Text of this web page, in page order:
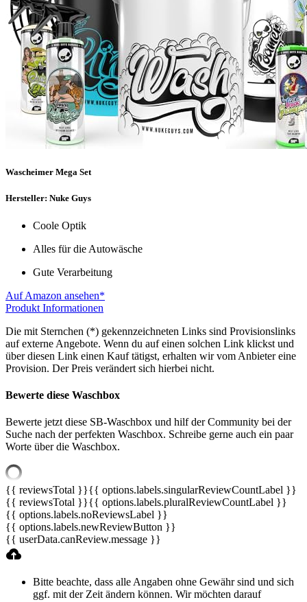
Wascheimer Mega Set
Hersteller: Nuke Guys
Coole Optik
Alles für die Autowäsche
Gute Verarbeitung
Auf Amazon ansehen*
Produkt Informationen
Die mit Sternchen (*) gekennzeichneten Links sind Provisionslinks
auf externe Angebote. Wenn du auf einen solchen Link klickst und
über diesen Link einen Kauf tätigst, erhalten wir vom Anbieter eine
Provision. Der Preis verändert sich hierbei nicht.
Bewerte diese Waschbox
Bewerte jetzt diese SB-Waschbox und hilf der Community bei der
Suche nach der perfekten Waschbox. Schreibe gerne auch ein paar
Worte über die Waschbox.
{{ reviewsTotal }}{{ options.labels.singularReviewCountLabel }}
{{ reviewsTotal }}{{ options.labels.pluralReviewCountLabel }}
{{ options.labels.noReviewsLabel }}
{{ options.labels.newReviewButton }}
{{ userData.canReview.message }}
Bitte beachte, dass alle Angaben ohne Gewähr sind und sich
ggf. mit der Zeit ändern können. Wir möchten darauf